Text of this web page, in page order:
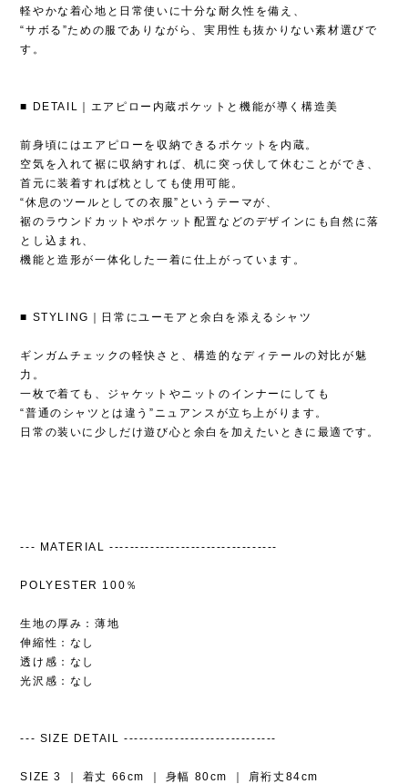
軽やかな着心地と日常使いに十分な耐久性を備え、
“サボる”ための服でありながら、実用性も抜かりない素材選びで
す。
■ DETAIL｜エアピロー内蔵ポケットと機能が導く構造美
前身頃にはエアピローを収納できるポケットを内蔵。
空気を入れて裾に収納すれば、机に突っ伏して休むことができ、
首元に装着すれば枕としても使用可能。
“休息のツールとしての衣服”というテーマが、
裾のラウンドカットやポケット配置などのデザインにも自然に落
とし込まれ、
機能と造形が一体化した一着に仕上がっています。
■ STYLING｜日常にユーモアと余白を添えるシャツ
ギンガムチェックの軽快さと、構造的なディテールの対比が魅
力。
一枚で着ても、ジャケットやニットのインナーにしても
“普通のシャツとは違う”ニュアンスが立ち上がります。
日常の装いに少しだけ遊び心と余白を加えたいときに最適です。
--- MATERIAL ---------------------------------
POLYESTER 100％
生地の厚み：薄地
伸縮性：なし
透け感：なし
光沢感：なし
--- SIZE DETAIL ------------------------------
SIZE 3 ｜ 着丈 66cm ｜ 身幅 80cm ｜ 肩裄丈84cm